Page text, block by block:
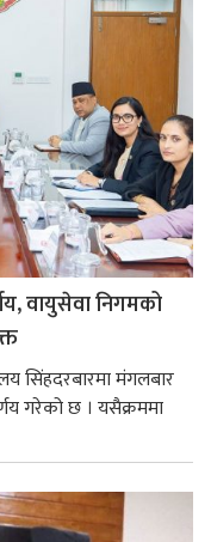
वायुसेवा निगमको
सिंहदरबारमा मंगलबार
गरेको छ । यसैक्रममा